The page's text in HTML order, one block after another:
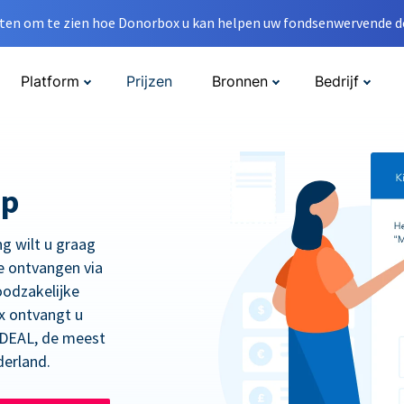
om te zien hoe Donorbox u kan helpen uw fondsenwervende
Platform Prijzen Bronnen Bedrijf
wilt u graag
ontvangen via
ontvangt u
de meest